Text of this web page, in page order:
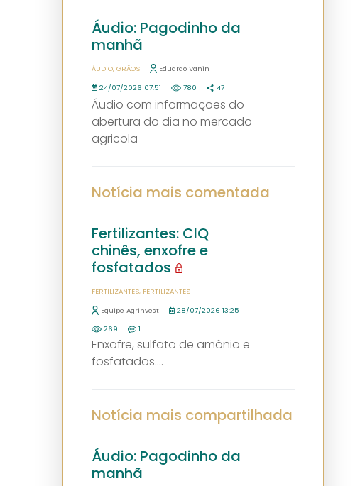
Áudio: Pagodinho da
manhã
ÁUDIO GRÃOS Eduardo Vanin
24/07/2026 07:51 780 47
Áudio com informações do
abertura do dia no mercado
agricola
Notícia mais comentada
Fertilizantes: CIQ
chinês, enxofre e
fosfatados
FERTILIZANTES FERTILIZANTES
Equipe Agrinvest
28/07/2026 13:25
269
1
Enxofre, sulfato de amônio e
fosfatados....
Notícia mais compartilhada
Áudio: Pagodinho da
manhã